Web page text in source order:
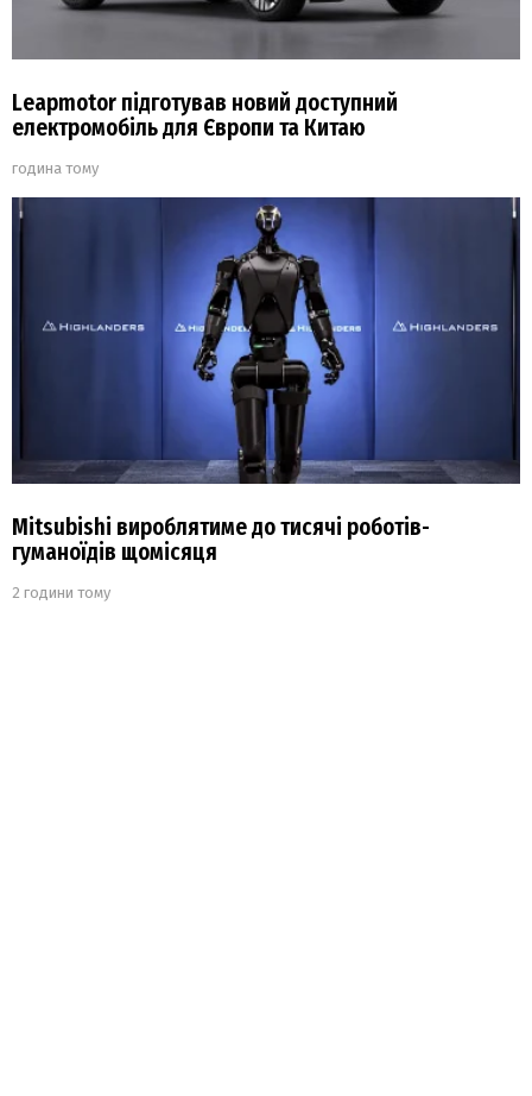
Leapmotor підготував новий доступний
електромобіль для Європи та Китаю
година тому
Mitsubishi вироблятиме до тисячі роботів-
гуманоїдів щомісяця
2 години тому